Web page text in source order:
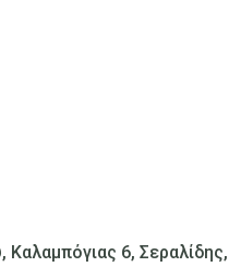
6, Σεραλίδης,